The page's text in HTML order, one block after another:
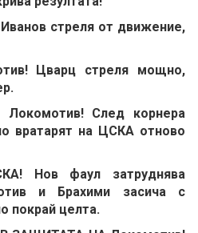
стреля от движение,
Цварц стреля мощно,
След корнера
вратарят на ЦСКА отново
Нов фаул затруднява
и Брахими засича с
покрай целта.